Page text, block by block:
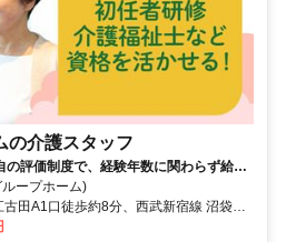
の介護スタッフ
の評価制度で、経験年数に関わらず給与
り！定年制撤廃で長く安定して働けま
できる温かいホームです◎
ープホーム)
田A1口徒歩約8分、西武新宿線 沼袋北
古田南口徒歩約17分 地下鉄大江戸線